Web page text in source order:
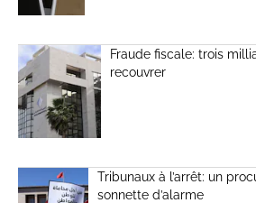
Fraude fiscale: trois
recouvrer
Tribunaux à l’arrêt: un
sonnette d’alarme